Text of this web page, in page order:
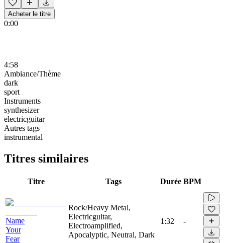
Acheter le titre
0:00
4:58
Ambiance/Thème
dark
sport
Instruments
synthesizer
electricguitar
Autres tags
instrumental
Titres similaires
Titre Tags Durée BPM
Name
Your
Fear
Rock/Heavy Metal,
Electricguitar,
Electroamplified,
Apocalyptic, Neutral, Dark
1:32 -